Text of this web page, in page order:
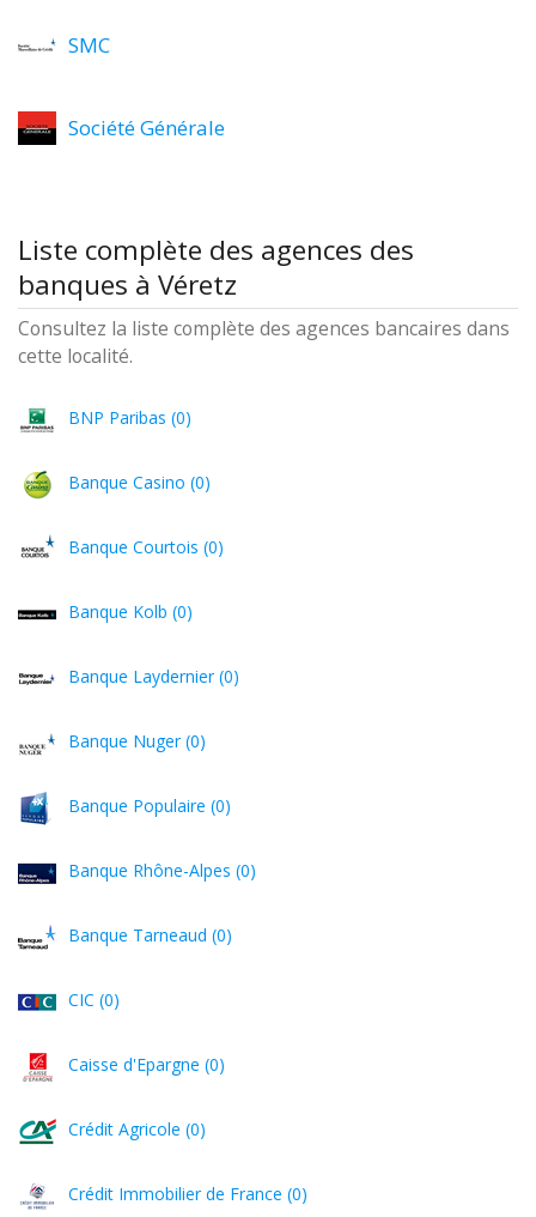
SMC
Société Générale
Liste complète des agences des
banques à Véretz
Consultez la liste complète des agences bancaires dans
cette localité.
BNP Paribas (0)
Banque Casino (0)
Banque Courtois (0)
Banque Kolb (0)
Banque Laydernier (0)
Banque Nuger (0)
Banque Populaire (0)
Banque Rhône-Alpes (0)
Banque Tarneaud (0)
CIC (0)
Caisse d'Epargne (0)
Crédit Agricole (0)
Crédit Immobilier de France (0)